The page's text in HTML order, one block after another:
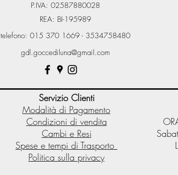
P.IVA: 02587880028
REA: BI-195989
telefono: 015 370 1669 - 3534758480
gdl.goccediluna@gmail.com
Servizio Clienti
Modalità di Pagamento
Condizioni di vendita
Cambi e Resi
Spese e tempi di Trasporto
Politica sulla privacy